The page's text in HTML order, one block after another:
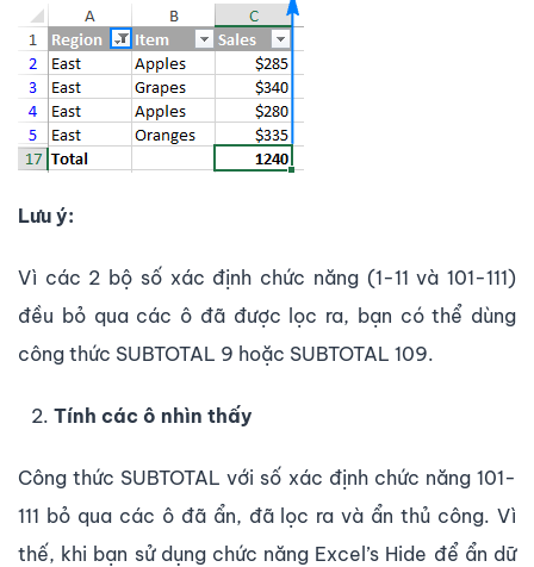
Lưu ý:
Vì các 2 bộ số xác định chức năng (1-11 và 101-111)
đều bỏ qua các ô đã được lọc ra, bạn có thể dùng
công thức SUBTOTAL 9 hoặc SUBTOTAL 109.
Tính các ô nhìn thấy
Công thức SUBTOTAL với số xác định chức năng 101-
111 bỏ qua các ô đã ẩn, đã lọc ra và ẩn thủ công. Vì
thế, khi bạn sử dụng chức năng Excel’s Hide để ẩn dữ